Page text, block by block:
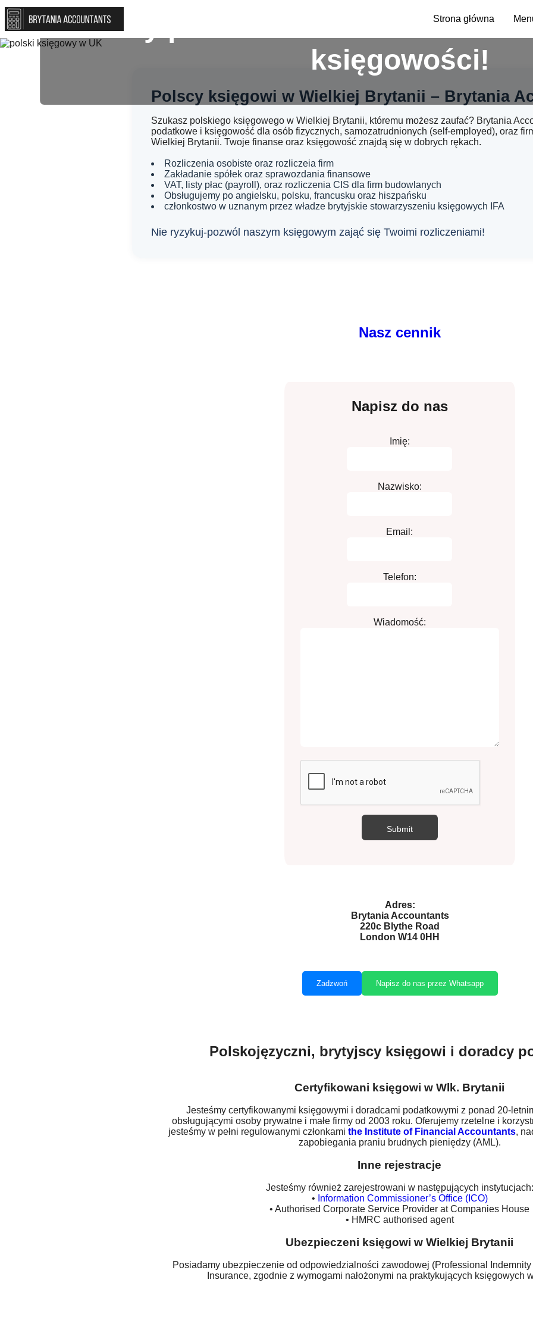
Strona główna
Mamy ponad 20 lat
księgowości!
Polscy księgowi w Wielkiej Brytanii – Brytania
Szukasz polskiego księgowego w Wielkiej Brytanii, któremu możesz zaufać? Brytania
podatkowe i księgowość dla osób fizycznych, samozatrudnionych (self-employed), oraz
Wielkiej Brytanii. Twoje finanse oraz księgowość znajdą się w dobrych rękach.
Rozliczenia osobiste oraz rozliczeia firm
Zakładanie spółek oraz sprawozdania finansowe
VAT, listy płac (payroll), oraz rozliczenia CIS dla firm budowlanych
Obsługujemy po angielsku, polsku, francusku oraz hiszpańsku
członkostwo w uznanym przez władze brytyjskie stowarzyszeniu księgowych IFA
Nie ryzykuj-pozwól naszym księgowym zająć się Twoimi rozliczeniami!
Nasz cennik
Napisz do nas
Imię:
Nazwisko:
Email:
Telefon:
Wiadomość:
Adres:
Brytania Accountants
220c Blythe Road
London W14 0HH
Zadzwoń Napisz do nas przez Whatsapp
Polskojęzyczni, brytyjscy księgowi i doradcy
Certyfikowani księgowi w Wlk. Brytanii
Jesteśmy certyfikowanymi księgowymi i doradcami podatkowymi z ponad 20-
obsługującymi osoby prywatne i małe firmy od 2003 roku. Oferujemy rzetelne i
jesteśmy w pełni regulowanymi członkamithe Institute of Financial Accountants,
zapobiegania praniu brudnych pieniędzy (AML).
Inne rejestracje
Jesteśmy również zarejestrowani w następujących instytucjach:
• Information Commissioner’s Office (ICO)
• Authorised Corporate Service Provider at Companies House
• HMRC authorised agent
Ubezpieczeni księgowi w Wielkiej Brytanii
Posiadamy ubezpieczenie od odpowiedzialności zawodowej (Professional
Insurance, zgodnie z wymogami nałożonymi na praktykujących księgowych